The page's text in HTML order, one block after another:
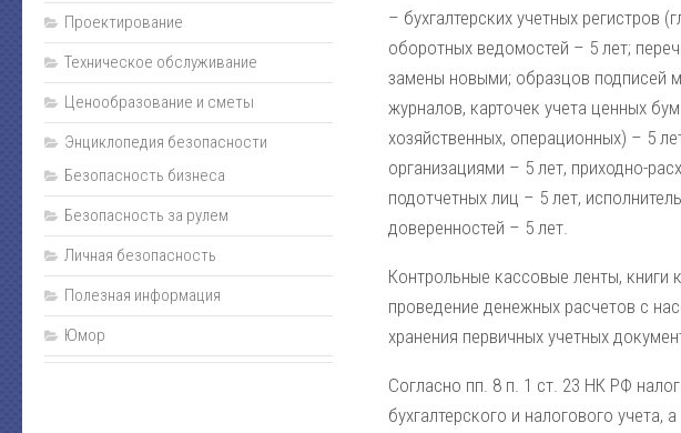
– бухгалтерских учетных регистров
оборотных ведомостей – 5 лет;
замены новыми; образцов подписей
журналов, карточек учета ценных
хозяйственных, операционных) – 5
организациями – 5 лет, приходно-
подотчетных лиц – 5 лет,
доверенностей – 5 лет.
Контрольные кассовые ленты,
проведение денежных расчетов с
хранения первичных учетных
Согласно пп. 8 п. 1 ст. 23 НК РФ
бухгалтерского и налогового
Проектирование
Техническое обслуживание
Ценообразование и сметы
Энциклопедия безопасности
Безопасность бизнеса
Безопасность за рулем
Личная безопасность
Полезная информация
Юмор